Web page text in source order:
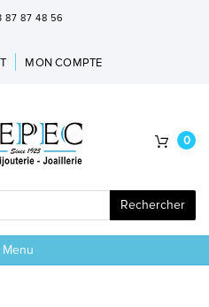
87 87 48 56
MON COMPTE
Rechercher
0